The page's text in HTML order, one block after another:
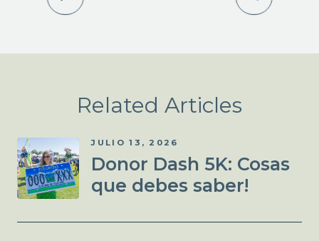
Related Articles
JULIO 13, 2026
Donor Dash 5K: Cosas
que debes saber!